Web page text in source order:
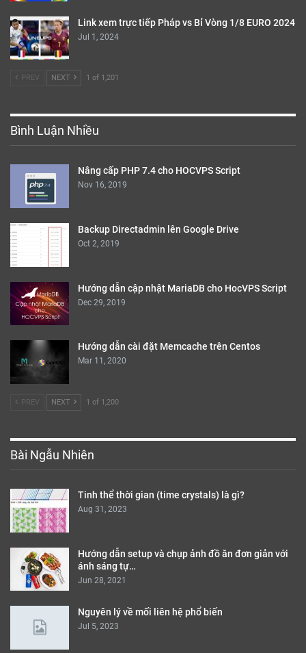
Link xem trực tiếp Pháp vs Bỉ Vòng 1/8 EURO 2024
Jul 1, 2024
PREV NEXT 1 of 1,201
Bình Luận Nhiều
Nâng cấp PHP 7.4 cho HOCVPS Script
Nov 16, 2019
Backup Directadmin lên Google Drive
Oct 2, 2019
Hướng dẫn cập nhật MariaDB cho HocVPS Script
Dec 29, 2019
Hướng dẫn cài đặt Memcache trên Centos
Mar 11, 2020
PREV NEXT 1 of 1,200
Bài Ngẫu Nhiên
Tinh thể thời gian (time crystals) là gì?
Aug 31, 2023
Hướng dẫn setup và chụp ảnh đồ ăn đơn giản với
ánh sáng tự…
Jun 28, 2021
Nguyên lý về mối liên hệ phổ biến
Jul 5, 2023